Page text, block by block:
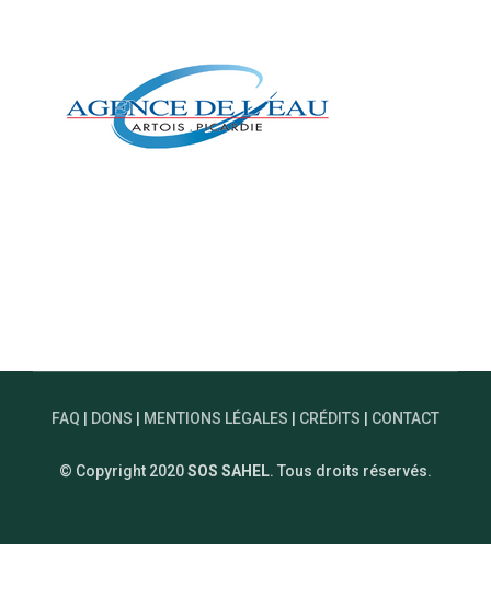
FAQ | DONS | MENTIONS LÉGALES | CRÉDITS | CONTACT
© Copyright 2020SOS SAHEL. Tous droits réservés.